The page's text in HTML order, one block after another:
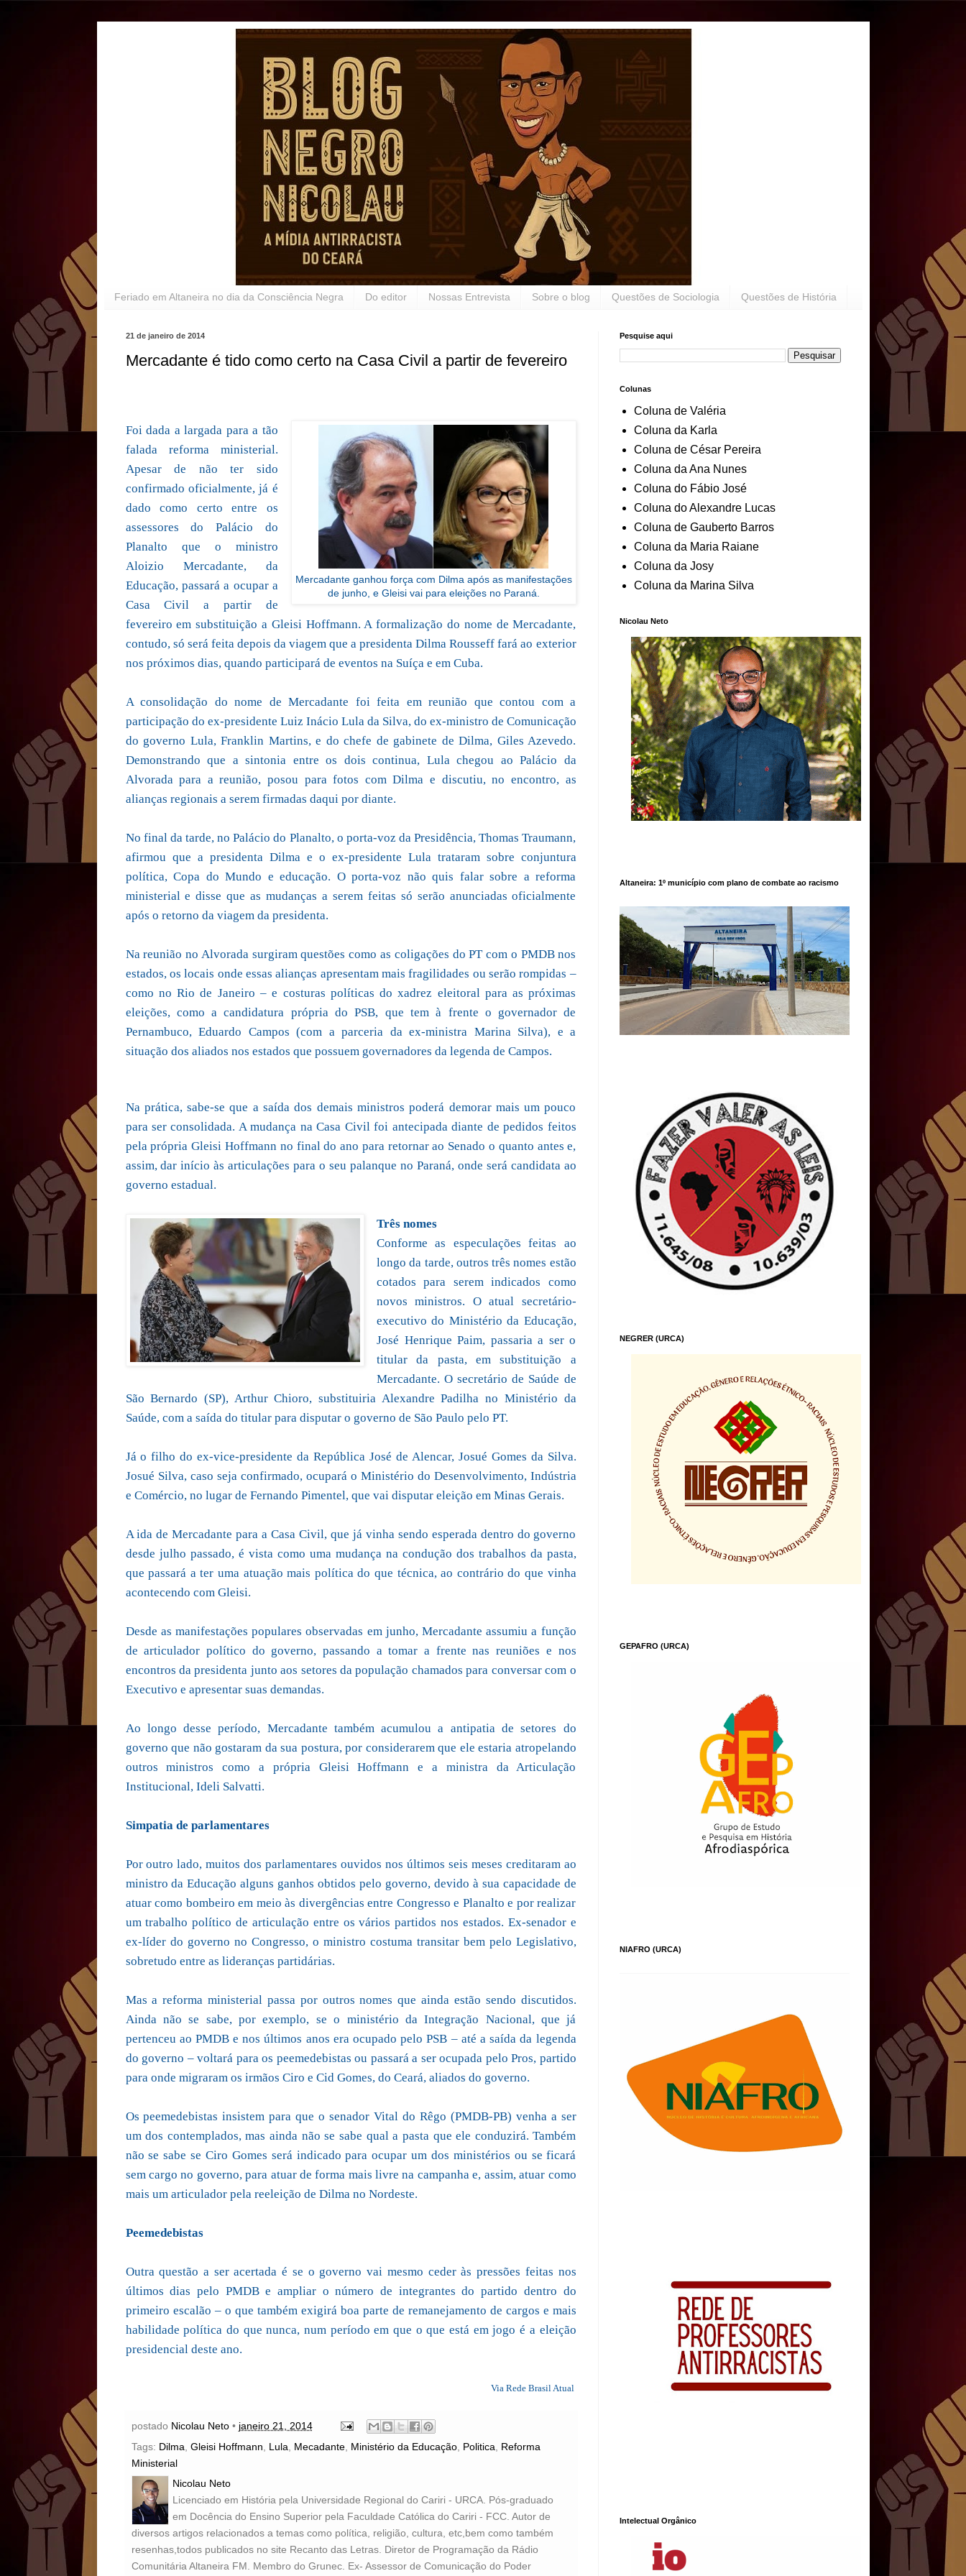
Feriado em Altaneira no dia da Consciência Negra Do editor Nossas Entrevista Sobre o blog Questões de Sociologia Questões de História
21 de janeiro de 2014
Mercadante é tido como certo na Casa Civil a partir de fevereiro
Mercadante ganhou força com Dilma após as manifestações
de junho, e Gleisi vai para eleições no Paraná.
Foi dada a largada para a tão
falada reforma ministerial.
Apesar de não ter sido
confirmado oficialmente, já é
dado como certo entre os
assessores do Palácio do
Planalto que o ministro
Aloizio Mercadante, da
Educação, passará a ocupar a
Casa Civil a partir de
fevereiro em substituição a Gleisi Hoffmann. A formalização do nome de Mercadante,
contudo, só será feita depois da viagem que a presidenta Dilma Rousseff fará ao exterior
nos próximos dias, quando participará de eventos na Suíça e em Cuba.
A consolidação do nome de Mercadante foi feita em reunião que contou com a
participação do ex-presidente Luiz Inácio Lula da Silva, do ex-ministro de Comunicação
do governo Lula, Franklin Martins, e do chefe de gabinete de Dilma, Giles Azevedo.
Demonstrando que a sintonia entre os dois continua, Lula chegou ao Palácio da
Alvorada para a reunião, posou para fotos com Dilma e discutiu, no encontro, as
alianças regionais a serem firmadas daqui por diante.
No final da tarde, no Palácio do Planalto, o porta-voz da Presidência, Thomas Traumann,
afirmou que a presidenta Dilma e o ex-presidente Lula trataram sobre conjuntura
política, Copa do Mundo e educação. O porta-voz não quis falar sobre a reforma
ministerial e disse que as mudanças a serem feitas só serão anunciadas oficialmente
após o retorno da viagem da presidenta.
Na reunião no Alvorada surgiram questões como as coligações do PT com o PMDB nos
estados, os locais onde essas alianças apresentam mais fragilidades ou serão rompidas –
como no Rio de Janeiro – e costuras políticas do xadrez eleitoral para as próximas
eleições, como a candidatura própria do PSB, que tem à frente o governador de
Pernambuco, Eduardo Campos (com a parceria da ex-ministra Marina Silva), e a
situação dos aliados nos estados que possuem governadores da legenda de Campos.
Na prática, sabe-se que a saída dos demais ministros poderá demorar mais um pouco
para ser consolidada. A mudança na Casa Civil foi antecipada diante de pedidos feitos
pela própria Gleisi Hoffmann no final do ano para retornar ao Senado o quanto antes e,
assim, dar início às articulações para o seu palanque no Paraná, onde será candidata ao
governo estadual.
Três nomes
Conforme as especulações feitas ao
longo da tarde, outros três nomes estão
cotados para serem indicados como
novos ministros. O atual secretário-
executivo do Ministério da Educação,
José Henrique Paim, passaria a ser o
titular da pasta, em substituição a
Mercadante. O secretário de Saúde de
São Bernardo (SP), Arthur Chioro, substituiria Alexandre Padilha no Ministério da
Saúde, com a saída do titular para disputar o governo de São Paulo pelo PT.
Já o filho do ex-vice-presidente da República José de Alencar, Josué Gomes da Silva.
Josué Silva, caso seja confirmado, ocupará o Ministério do Desenvolvimento, Indústria
e Comércio, no lugar de Fernando Pimentel, que vai disputar eleição em Minas Gerais.
A ida de Mercadante para a Casa Civil, que já vinha sendo esperada dentro do governo
desde julho passado, é vista como uma mudança na condução dos trabalhos da pasta,
que passará a ter uma atuação mais política do que técnica, ao contrário do que vinha
acontecendo com Gleisi.
Desde as manifestações populares observadas em junho, Mercadante assumiu a função
de articulador político do governo, passando a tomar a frente nas reuniões e nos
encontros da presidenta junto aos setores da população chamados para conversar com o
Executivo e apresentar suas demandas.
Ao longo desse período, Mercadante também acumulou a antipatia de setores do
governo que não gostaram da sua postura, por considerarem que ele estaria atropelando
outros ministros como a própria Gleisi Hoffmann e a ministra da Articulação
Institucional, Ideli Salvatti.
Simpatia de parlamentares
Por outro lado, muitos dos parlamentares ouvidos nos últimos seis meses creditaram ao
ministro da Educação alguns ganhos obtidos pelo governo, devido à sua capacidade de
atuar como bombeiro em meio às divergências entre Congresso e Planalto e por realizar
um trabalho político de articulação entre os vários partidos nos estados. Ex-senador e
ex-líder do governo no Congresso, o ministro costuma transitar bem pelo Legislativo,
sobretudo entre as lideranças partidárias.
Mas a reforma ministerial passa por outros nomes que ainda estão sendo discutidos.
Ainda não se sabe, por exemplo, se o ministério da Integração Nacional, que já
pertenceu ao PMDB e nos últimos anos era ocupado pelo PSB – até a saída da legenda
do governo – voltará para os peemedebistas ou passará a ser ocupada pelo Pros, partido
para onde migraram os irmãos Ciro e Cid Gomes, do Ceará, aliados do governo.
Os peemedebistas insistem para que o senador Vital do Rêgo (PMDB-PB) venha a ser
um dos contemplados, mas ainda não se sabe qual a pasta que ele conduzirá. Também
não se sabe se Ciro Gomes será indicado para ocupar um dos ministérios ou se ficará
sem cargo no governo, para atuar de forma mais livre na campanha e, assim, atuar como
mais um articulador pela reeleição de Dilma no Nordeste.
Peemedebistas
Outra questão a ser acertada é se o governo vai mesmo ceder às pressões feitas nos
últimos dias pelo PMDB e ampliar o número de integrantes do partido dentro do
primeiro escalão – o que também exigirá boa parte de remanejamento de cargos e mais
habilidade política do que nunca, num período em que o que está em jogo é a eleição
presidencial deste ano.
Via Rede Brasil Atual
postado Nicolau Neto • janeiro 21, 2014
Tags: Dilma Gleisi Hoffmann Lula Mecadante, Ministério da Educação, Politica
Reforma
Ministerial
Nicolau Neto
Licenciado em História pela Universidade Regional do Cariri - URCA. Pós-graduado
em Docência do Ensino Superior pela Faculdade Católica do Cariri - FCC. Autor de
diversos artigos relacionados a temas como política, religião, cultura, etc,bem como também
resenhas,todos publicados no site Recanto das Letras. Diretor de Programação da Rádio
Comunitária Altaneira FM. Membro do Grunec. Ex- Assessor de Comunicação do Poder
Pesquise aqui
Colunas
Coluna de Valéria
Coluna da Karla
Coluna de César Pereira
Coluna da Ana Nunes
Coluna do Fábio José
Coluna do Alexandre Lucas
Coluna de Gauberto Barros
Coluna da Maria Raiane
Coluna da Josy
Coluna da Marina Silva
Nicolau Neto
Altaneira: 1º município com plano de combate ao racismo
NEGRER (URCA)
GEPAFRO (URCA)
NIAFRO (URCA)
Intelectual Orgânico